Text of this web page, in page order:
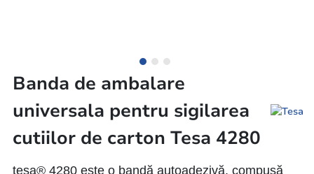
Banda de ambalare
universala pentru sigilarea
cutiilor de carton Tesa 4280
tesa® 4280 este o bandă autoadezivă, compusă